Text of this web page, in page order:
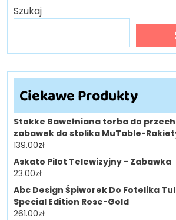
Szukaj
Ciekawe Produkty
Stokke Bawełniana torba do
zabawek do stolika MuTable-
139.00zł
Askato Pilot Telewizyjny - Zabawka
23.00zł
Abc Design Śpiworek Do Fotelika
Special Edition Rose-Gold
261.00zł